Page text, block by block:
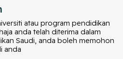
atau program pendidikan
anda telah diterima dalam
Saudi, anda boleh memohon
anda